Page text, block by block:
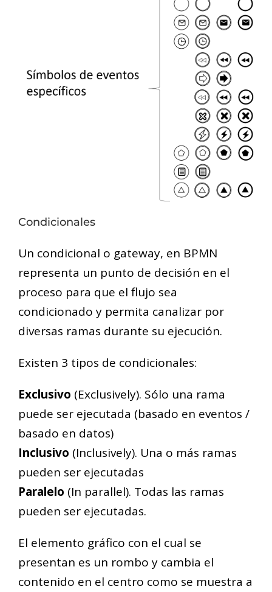
Condicionales
Un condicional o gateway, en BPMN
representa un punto de decisión en el
proceso para que el flujo sea
condicionado y permita canalizar por
diversas ramas durante su ejecución.
Existen 3 tipos de condicionales:
Exclusivo (Exclusively). Sólo una rama
puede ser ejecutada (basado en eventos /
basado en datos)
Inclusivo (Inclusively). Una o más ramas
pueden ser ejecutadas
Paralelo (In parallel). Todas las ramas
pueden ser ejecutadas.
El elemento gráfico con el cual se
presentan es un rombo y cambia el
contenido en el centro como se muestra a